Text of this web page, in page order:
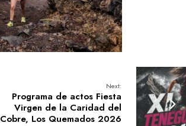
Next:
Programa de actos Fiesta
Virgen de la Caridad del
Cobre, Los Quemados 2026